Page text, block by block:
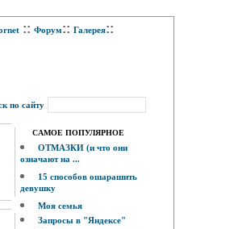
:: Форум:: Галерея::
по сайту
САМОЕ ПОПУЛЯРНОЕ
ОТМАЗКИ (и что они
означают на ...
15 способов ошарашить
девушку
Моя семья
Запросы в "Яндексе"